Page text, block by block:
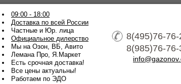
09:00 - 18:00
Доставка по всей России
Частные и Юр. лица
Официальное дилерство
Мы на Озон, ВБ, Авито
Лемана Про, Я.Маркет
Есть срочная доставка!
Все цены актуальны!
Работаем по ЭДО
8(495)76-76-
8(985)76-76-